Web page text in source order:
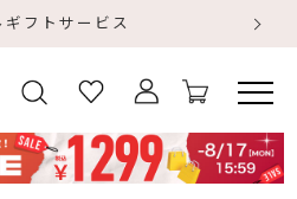
ギフトサービス